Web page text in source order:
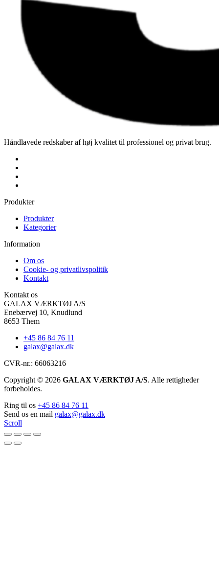
Håndlavede redskaber af høj kvalitet til professionel og privat brug.
Produkter
Produkter
Kategorier
Information
Om os
Cookie- og privatlivspolitik
Kontakt
Kontakt os
GALAX VÆRKTØJ A/S
Enebærvej 10, Knudlund
8653 Them
+45 86 84 76 11
galax@galax.dk
CVR-nr.: 66063216
Copyright © 2026 GALAX VÆRKTØJ A/S. Alle rettigheder
forbeholdes.
Ring til os +45 86 84 76 11
Send os en mail galax@galax.dk
Scroll